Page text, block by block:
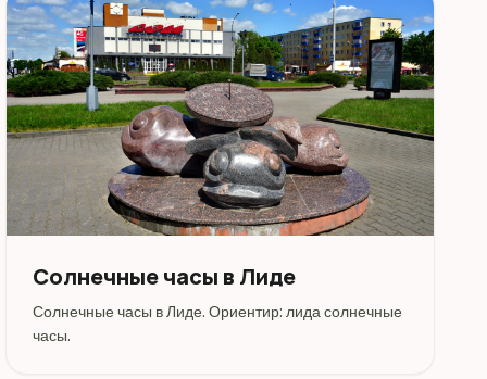
Солнечные часы в Лиде
Солнечные часы в Лиде. Ориентир: лида солнечные
часы.